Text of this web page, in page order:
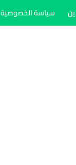
سياسة الخصوصية